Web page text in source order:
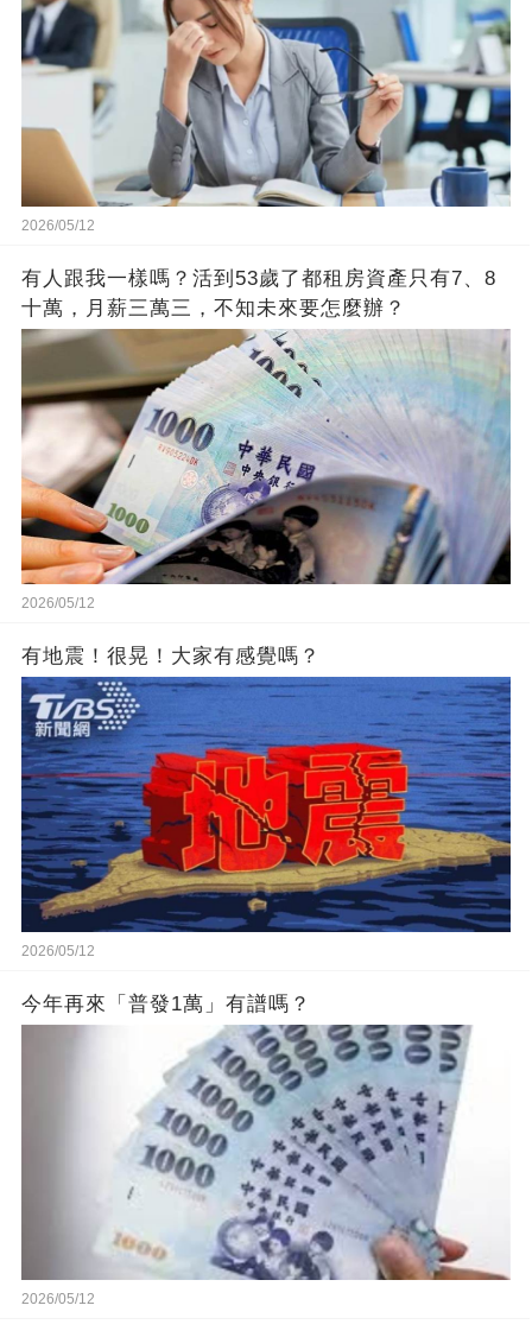
2026/05/12
有人跟我一樣嗎？活到53歲了都租房資產只有7、8
十萬，月薪三萬三，不知未來要怎麼辦？
2026/05/12
有地震！很晃！大家有感覺嗎？
2026/05/12
今年再來「普發1萬」有譜嗎？
2026/05/12